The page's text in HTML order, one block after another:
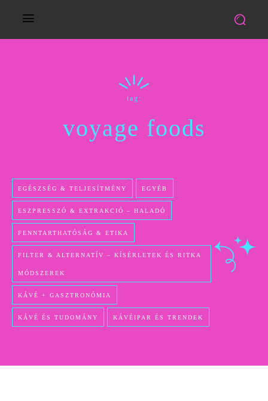
tag:
voyage foods
EGÉSZSÉG & TELJESÍTMÉNY EGYÉB
ESZPRESSZÓ & EXTRAKCIÓ – HALADÓ
FENNTARTHATÓSÁG & ETIKA
FILTER & ALTERNATÍV – KÍSÉRLETEK ÉS RITKA
MÓDSZEREK
KÁVÉ + GASZTRONÓMIA
KÁVÉ ÉS TUDOMÁNY KÁVÉIPAR ÉS TRENDEK